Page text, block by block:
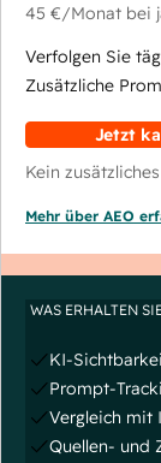
45 €/Monat bei
Verfolgen Sie
Zusätzliche
Jetzt
Kein
Mehr über AEO
WAS ERHALTEN
KI-
Prompt-
Vergleich mit
Quellen- und